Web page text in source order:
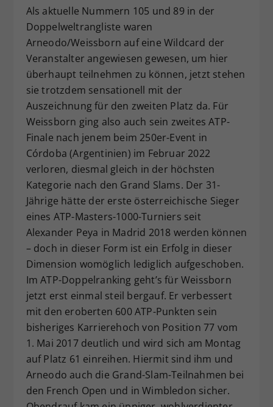
Als aktuelle Nummern 105 und 89 in der
Doppelweltrangliste waren
Arneodo/Weissborn auf eine Wildcard der
Veranstalter angewiesen gewesen, um hier
überhaupt teilnehmen zu können, jetzt stehen
sie trotzdem sensationell mit der
Auszeichnung für den zweiten Platz da. Für
Weissborn ging also auch sein zweites ATP-
Finale nach jenem beim 250er-Event in
Córdoba (Argentinien) im Februar 2022
verloren, diesmal gleich in der höchsten
Kategorie nach den Grand Slams. Der 31-
Jährige hätte der erste österreichische Sieger
eines ATP-Masters-1000-Turniers seit
Alexander Peya in Madrid 2018 werden können
– doch in dieser Form ist ein Erfolg in dieser
Dimension womöglich lediglich aufgeschoben.
Im ATP-Doppelranking geht’s für Weissborn
jetzt erst einmal steil bergauf. Er verbessert
mit den eroberten 600 ATP-Punkten sein
bisheriges Karrierehoch von Position 77 vom
1. Mai 2017 deutlich und wird sich am Montag
auf Platz 61 einreihen. Hiermit sind ihm und
Arneodo auch die Grand-Slam-Teilnahmen bei
den French Open und in Wimbledon sicher.